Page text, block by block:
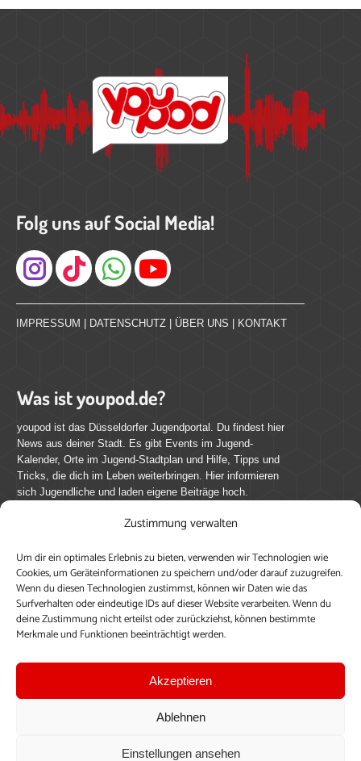
Zustimmung verwalten
Um dir ein optimales Erlebnis zu bieten, verwenden wir Technologien wie
Cookies, um Geräteinformationen zu speichern und/oder darauf zuzugreifen.
Wenn du diesen Technologien zustimmst, können wir Daten wie das
Surfverhalten oder eindeutige IDs auf dieser Website verarbeiten. Wenn du
deine Zustimmung nicht erteilst oder zurückziehst, können bestimmte
Merkmale und Funktionen beeinträchtigt werden.
Akzeptieren
Ablehnen
Einstellungen ansehen
Folg uns auf Social Media!
Instagram
IMPRESSUM DATENSCHUTZ ÜBER UNS KONTAKT
Was ist youpod.de?
youpod ist das Düsseldorfer Jugendportal. Du findest hier
News aus deiner Stadt. Es gibt Events im Jugend-
Kalender, Orte im Jugend-Stadtplan und Hilfe, Tipps und
Tricks, die dich im Leben weiterbringen. Hier informieren
sich Jugendliche und laden eigene Beiträge hoch.
Mach mit bei youpod.de!
youpod.de lebt von Menschen wie dir. Sammel
journalistische Erfahrung, teile deine Perspektive und
veröffentliche deine Beiträge auf youpod.de.Du musst
dich anmelden, um alle Funktionen nutzen zu können, ein
Profil anzulegen, eigene Beiträge hochzuladen und zu
Einloggen